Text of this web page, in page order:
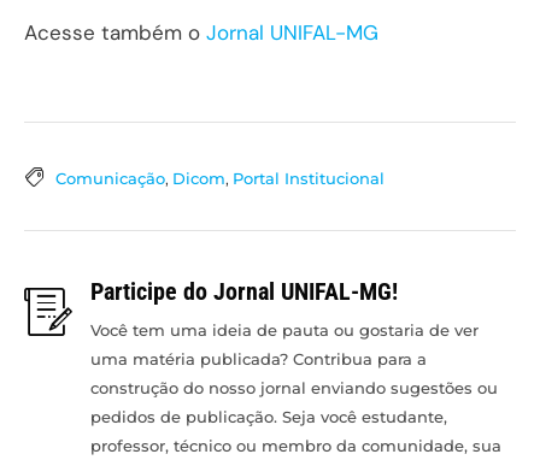
Acesse também o Jornal UNIFAL-MG
Comunicação, Dicom, Portal Institucional
Participe do Jornal UNIFAL-MG!
Você tem uma ideia de pauta ou gostaria de ver
uma matéria publicada? Contribua para a
construção do nosso jornal enviando sugestões ou
pedidos de publicação. Seja você estudante,
professor, técnico ou membro da comunidade, sua